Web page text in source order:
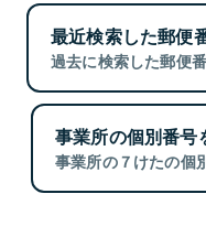
最近検索した郵便
過去に検索した郵便
事業所の個別番号
事業所の７けたの個